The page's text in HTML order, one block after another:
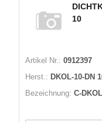
10
Artikel Nr.: 0912397
Herst.: DKOL-10-DN
Bezeichnung: C-